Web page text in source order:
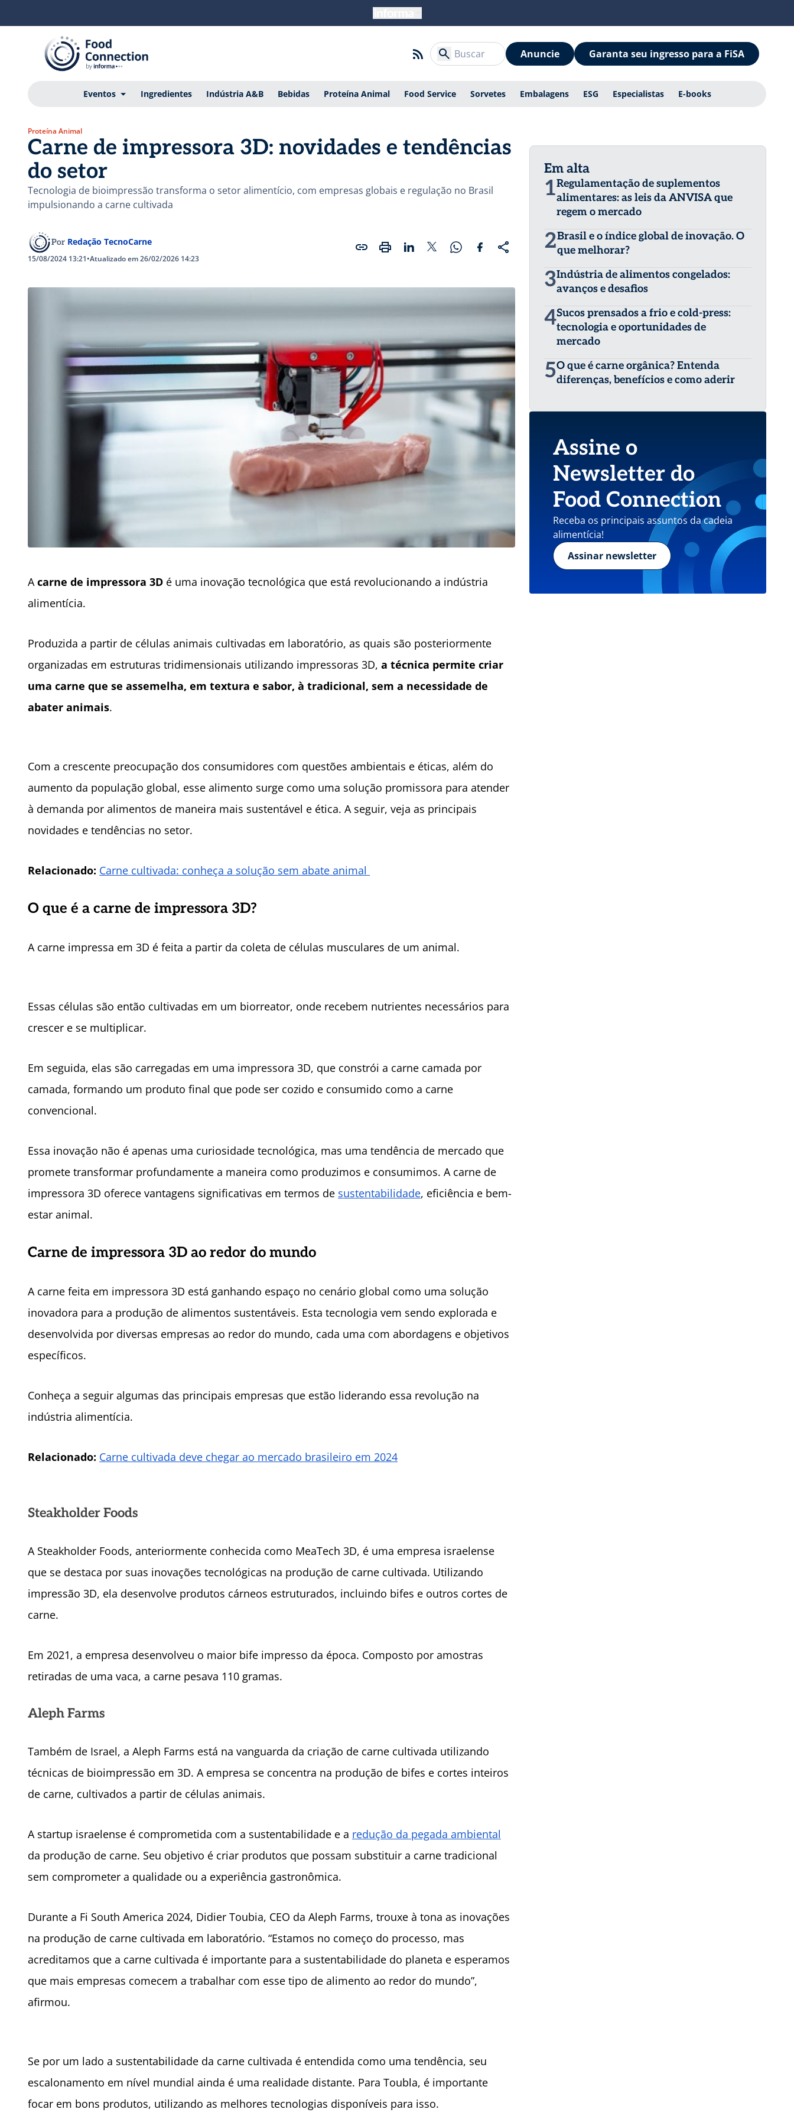
Anuncie Garanta seu ingresso para a FiSA
Eventos Ingredientes Indústria A&B Bebidas Proteína Animal Food Service Sorvetes Embalagens ESG Especialistas E-books
Proteína Animal
Carne de impressora 3D: novidades e tendências
do setor
Tecnologia de bioimpressão transforma o setor alimentício, com empresas globais e regulação no Brasil
impulsionando a carne cultivada
Por Redação TecnoCarne
15/08/2024 13:21•Atualizado em 26/02/2026 14:23
Acarne de impressora 3D é uma inovação tecnológica que está revolucionando a indústria
alimentícia.
Produzida a partir de células animais cultivadas em laboratório, as quais são posteriormente
organizadas em estruturas tridimensionais utilizando impressoras 3D, a técnica permite criar
uma carne que se assemelha, em textura e sabor, à tradicional, sem a necessidade de
abater animais.
Com a crescente preocupação dos consumidores com questões ambientais e éticas, além do
aumento da população global, esse alimento surge como uma solução promissora para atender
à demanda por alimentos de maneira mais sustentável e ética. A seguir, veja as principais
novidades e tendências no setor.
Relacionado: Carne cultivada: conheça a solução sem abate animal
O que é a carne de impressora 3D?
A carne impressa em 3D é feita a partir da coleta de células musculares de um animal.
Essas células são então cultivadas em um biorreator, onde recebem nutrientes necessários para
crescer e se multiplicar.
Em seguida, elas são carregadas em uma impressora 3D, que constrói a carne camada por
camada, formando um produto final que pode ser cozido e consumido como a carne
convencional.
Essa inovação não é apenas uma curiosidade tecnológica, mas uma tendência de mercado que
promete transformar profundamente a maneira como produzimos e consumimos. A carne de
impressora 3D oferece vantagens significativas em termos de sustentabilidade, eficiência e bem-
estar animal.
Carne de impressora 3D ao redor do mundo
A carne feita em impressora 3D está ganhando espaço no cenário global como uma solução
inovadora para a produção de alimentos sustentáveis. Esta tecnologia vem sendo explorada e
desenvolvida por diversas empresas ao redor do mundo, cada uma com abordagens e objetivos
específicos.
Conheça a seguir algumas das principais empresas que estão liderando essa revolução na
indústria alimentícia.
Relacionado: Carne cultivada deve chegar ao mercado brasileiro em 2024
Steakholder Foods
A Steakholder Foods, anteriormente conhecida como MeaTech 3D, é uma empresa israelense
que se destaca por suas inovações tecnológicas na produção de carne cultivada. Utilizando
impressão 3D, ela desenvolve produtos cárneos estruturados, incluindo bifes e outros cortes de
carne.
Em 2021, a empresa desenvolveu o maior bife impresso da época. Composto por amostras
retiradas de uma vaca, a carne pesava 110 gramas.
Aleph Farms
Também de Israel, a Aleph Farms está na vanguarda da criação de carne cultivada utilizando
técnicas de bioimpressão em 3D. A empresa se concentra na produção de bifes e cortes inteiros
de carne, cultivados a partir de células animais.
A startup israelense é comprometida com a sustentabilidade e a redução da pegada ambiental
da produção de carne. Seu objetivo é criar produtos que possam substituir a carne tradicional
sem comprometer a qualidade ou a experiência gastronômica.
Durante a Fi South America 2024, Didier Toubia, CEO da Aleph Farms, trouxe à tona as inovações
na produção de carne cultivada em laboratório. “Estamos no começo do processo, mas
acreditamos que a carne cultivada é importante para a sustentabilidade do planeta e esperamos
que mais empresas comecem a trabalhar com esse tipo de alimento ao redor do mundo”,
afirmou.
Se por um lado a sustentabilidade da carne cultivada é entendida como uma tendência, seu
escalonamento em nível mundial ainda é uma realidade distante. Para Toubla, é importante
focar em bons produtos, utilizando as melhores tecnologias disponíveis para isso.
Em alta
1Regulamentação de suplementos
alimentares: as leis da ANVISA que
regem o mercado
2Brasil e o índice global de inovação. O
que melhorar?
3Indústria de alimentos congelados:
avanços e desafios
4Sucos prensados a frio e cold-press:
tecnologia e oportunidades de
mercado
5O que é carne orgânica? Entenda
diferenças, benefícios e como aderir
Assine o
Newsletter do
Food Connection
Receba os principais assuntos da cadeia
alimentícia!
Assinar newsletter